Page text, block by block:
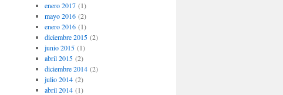
enero 2017(1)
mayo 2016(2)
enero 2016(1)
diciembre 2015(2)
junio 2015(1)
abril 2015(2)
diciembre 2014(2)
julio 2014(2)
abril 2014(1)